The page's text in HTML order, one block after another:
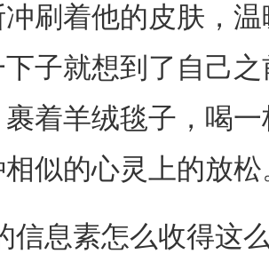
刷着他的皮肤，
下子就想到了自己
着羊绒毯子，喝
似的心灵上的放松
息素怎么收得这么